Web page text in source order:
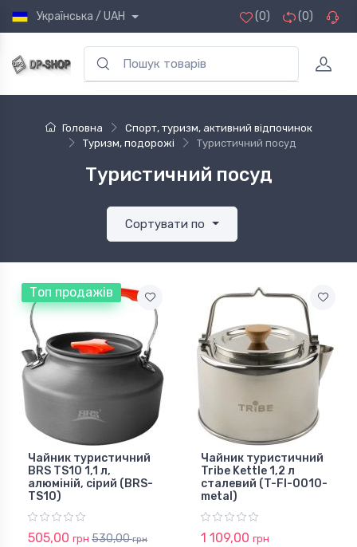
Українська / UAH (0) (0)
Головна
Спорт, туризм, активний відпочинок
Туризм, подорожі
Туристичний посуд
Туристичний посуд
Сортувати по
Топ продажів
Чайник туристичний
BRS TS10 1,1 л,
алюміній, сірий (BRS-
TS10)
505,00 грн 530,00грн
Чайник туристичний
Tribe Kettle 1,2 л
сталевий (T-FI-0010-
metal)
1 109,00 грн